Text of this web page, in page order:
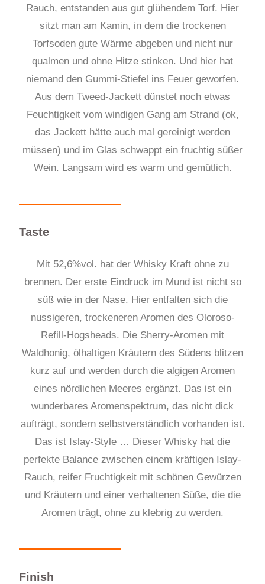
Rauch, entstanden aus gut glühendem Torf. Hier
sitzt man am Kamin, in dem die trockenen
Torfsoden gute Wärme abgeben und nicht nur
qualmen und ohne Hitze stinken. Und hier hat
niemand den Gummi-Stiefel ins Feuer geworfen.
Aus dem Tweed-Jackett dünstet noch etwas
Feuchtigkeit vom windigen Gang am Strand (ok,
das Jackett hätte auch mal gereinigt werden
müssen) und im Glas schwappt ein fruchtig süßer
Wein. Langsam wird es warm und gemütlich.
Taste
Mit 52,6%vol. hat der Whisky Kraft ohne zu
brennen. Der erste Eindruck im Mund ist nicht so
süß wie in der Nase. Hier entfalten sich die
nussigeren, trockeneren Aromen des Oloroso-
Refill-Hogsheads. Die Sherry-Aromen mit
Waldhonig, ölhaltigen Kräutern des Südens blitzen
kurz auf und werden durch die algigen Aromen
eines nördlichen Meeres ergänzt. Das ist ein
wunderbares Aromenspektrum, das nicht dick
aufträgt, sondern selbstverständlich vorhanden ist.
Das ist Islay-Style … Dieser Whisky hat die
perfekte Balance zwischen einem kräftigen Islay-
Rauch, reifer Fruchtigkeit mit schönen Gewürzen
und Kräutern und einer verhaltenen Süße, die die
Aromen trägt, ohne zu klebrig zu werden.
Finish